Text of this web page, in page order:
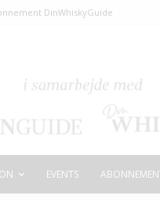
DinWhiskyGuide
EVENTS